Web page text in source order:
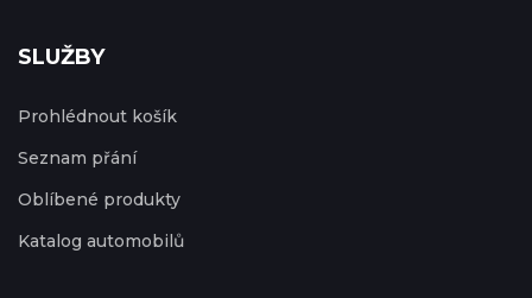
SLUŽBY
Prohlédnout košík
Seznam přání
Oblíbené produkty
Katalog automobilů